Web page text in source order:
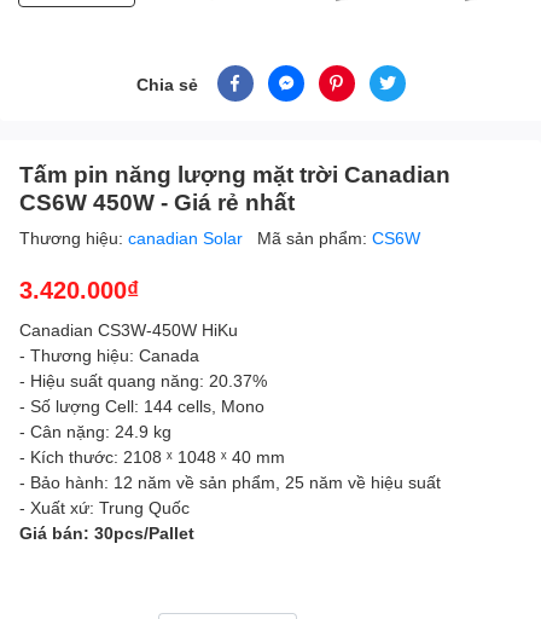
Chia sẻ
Tấm pin năng lượng mặt trời Canadian
CS6W 450W - Giá rẻ nhất
Thương hiệu: canadian Solar Mã sản phẩm: CS6W
3.420.000₫
Canadian CS3W-450W HiKu
- Thương hiệu: Canada
- Hiệu suất quang năng: 20.37%
- Số lượng Cell: 144 cells, Mono
- Cân nặng: 24.9 kg
- Kích thước: 2108 ˣ 1048 ˣ 40 mm
- Bảo hành: 12 năm về sản phẩm, 25 năm về hiệu suất
- Xuất xứ: Trung Quốc
Giá bán: 30pcs/Pallet